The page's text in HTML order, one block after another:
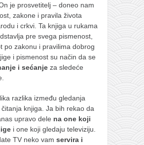
je prosvetitelj – doneo nam
zakone i pravila života
i crkvi. Ta knjiga u rukama
pre svega pismenost,
po zakonu i pravilima dobrog
i pismenost su način da se
i sećanje za sledeće
razlika između gledanja
knjiga. Ja bih rekao da
upravo dele na one koji
i one koji gledaju televiziju.
TV neko vam servira i